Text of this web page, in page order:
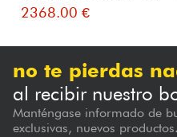
2368.00 €
no te pierdas
al recibir nuestro
Manténgase informado de
exclusivas, nuevos